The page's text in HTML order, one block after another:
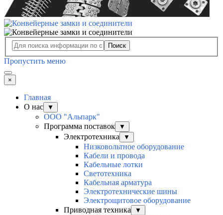
Поиск
Пропустить меню
×
Главная
О нас
▼
ООО "Альпарк"
Программа поставок
▼
Электротехника ▼
Низковольтное оборудование
Кабели и провода
Кабельные лотки
Светотехника
Кабельная арматура
Электротехнические шины
Электрощитовое оборудование
Приводная техника
▼